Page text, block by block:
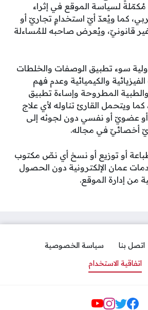
مُكمّلةً لسياسة الموقع في إثراء
كما ويُعدّ أيّ استخدامٍ تجاريّ أو
قانونيّ، ويُعرض صاحبه للمُساءلة
سوء تطبيق الوصفات والخلطات
والكيميائية وعدم فهم
المطروحة وإساءة تطبيق
كما ويتحمل القارئ تناوله لأي علاج
أو عضويّ أو نفسي دون لجوئه إلى
أخصائيّ في مجاله.
أو توزيع أو نسخ أي نصّ مكتوب
عمان الإلكترونية دون الحصول
من إدارة الموقع.
اتصل بنا
سياسة الخصوصية
اتفاقية الاستخدام
مواقع التواصل